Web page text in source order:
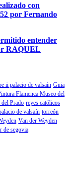
con
por Fernando
entender
RAQUEL
ii palacio de valsaín Guia
Flamenca Museo del
Prado reyes católicos
de valsaín torreón
Van der Weyden
de segovia